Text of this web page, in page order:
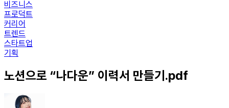
비즈니스
프로덕트
커리어
트렌드
스타트업
기획
노션으로 “나다운” 이력서 만들기.pdf